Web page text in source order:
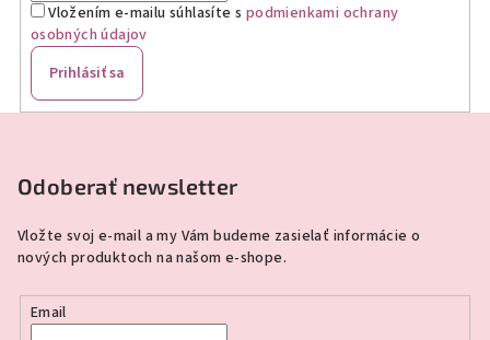
Vložením e-mailu súhlasíte s podmienkami ochrany
osobných údajov
Prihlásiť sa
Odoberať newsletter
Vložte svoj e-mail a my Vám budeme zasielať informácie o
nových produktoch na našom e-shope.
Email